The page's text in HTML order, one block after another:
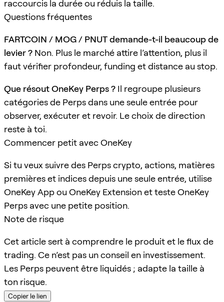
raccourcis la durée ou réduis la taille.
Questions fréquentes
FARTCOIN / MOG / PNUT demande-t-il beaucoup de
levier ? Non. Plus le marché attire l’attention, plus il
faut vérifier profondeur, funding et distance au stop.
Que résout OneKey Perps ? Il regroupe plusieurs
catégories de Perps dans une seule entrée pour
observer, exécuter et revoir. Le choix de direction
reste à toi.
Commencer petit avec OneKey
Si tu veux suivre des Perps crypto, actions, matières
premières et indices depuis une seule entrée, utilise
OneKey App ou OneKey Extension et teste OneKey
Perps avec une petite position.
Note de risque
Cet article sert à comprendre le produit et le flux de
trading. Ce n’est pas un conseil en investissement.
Les Perps peuvent être liquidés ; adapte la taille à
ton risque.
Copier le lien